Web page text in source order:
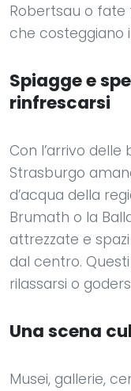
Robertsau o fate
che costeggiano
Spiagge e
rinfrescarsi
Con l’arrivo
Strasburgo
d’acqua della
Brumath o la
attrezzate e
dal centro.
rilassarsi o
Una scena
Musei, gallerie,